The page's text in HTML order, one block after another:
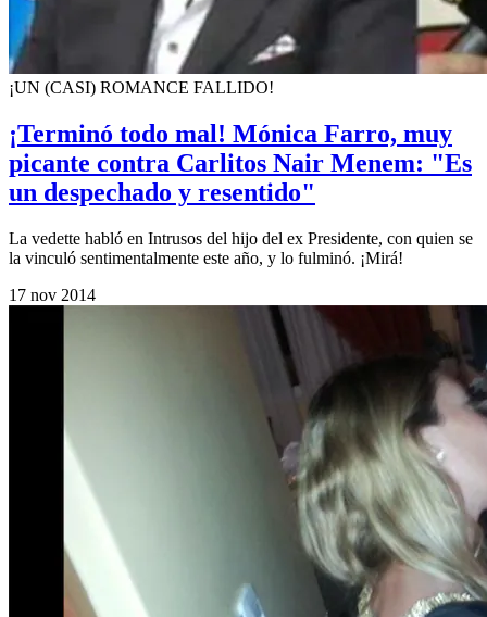
¡UN (CASI) ROMANCE FALLIDO!
¡Terminó todo mal! Mónica Farro, muy
picante contra Carlitos Nair Menem: "Es
un despechado y resentido"
La vedette habló en Intrusos del hijo del ex Presidente, con quien se
la vinculó sentimentalmente este año, y lo fulminó. ¡Mirá!
17 nov 2014